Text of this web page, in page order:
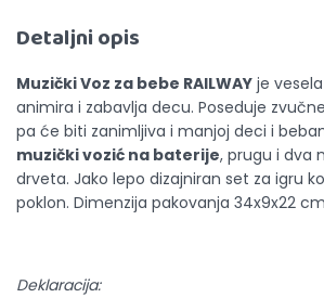
Detaljni opis
Muzički Voz za bebe RAILWAY je
animira i zabavlja decu. Poseduje
pa će biti zanimljiva i manjoj deci i
muzički vozić na baterije, prugu i dva
drveta. Jako lepo dizajniran set za igru
poklon. Dimenzija pakovanja 34x9x22
Deklaracija: